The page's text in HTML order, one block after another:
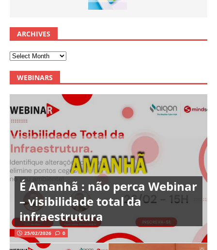
ARCHIVES
WEBINARS
É Amanhã : não perca Webinar
– visibilidade total da
infraestrutura
25/02/2026 0